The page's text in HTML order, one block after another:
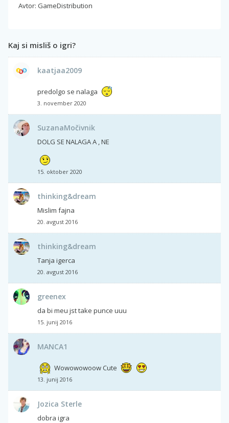
Avtor: GameDistribution
Kaj si misliš o igri?
kaatjaa2009
predolgo se nalaga
3. november 2020
SuzanaMočivnik
DOLG SE NALAGA A , NE
15. oktober 2020
thinking&dream
Mislim fajna
20. avgust 2016
thinking&dream
Tanja igerca
20. avgust 2016
greenex
da bi meu jst take punce uuu
15. junij 2016
MANCA1
Wowowowoow Cute
13. junij 2016
Jozica Sterle
dobra igra